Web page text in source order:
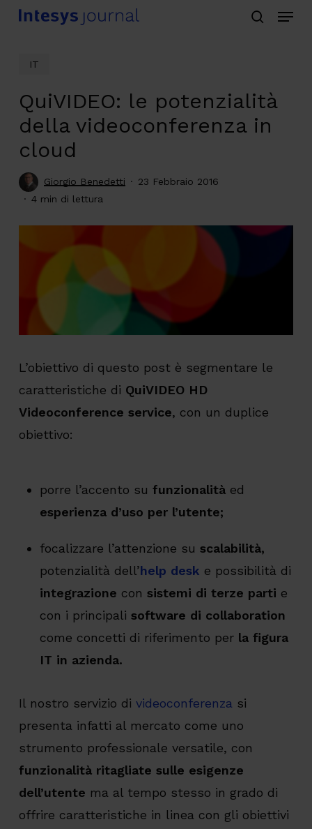
Skip
Menu
IT
QuiVIDEO: le potenzialità
della videoconferenza in
cloud
Giorgio Benedetti
23 Febbraio 2016
4 min di lettura
L’obiettivo di questo post è segmentare le
caratteristiche di QuiVIDEO HD
Videoconference service, con un duplice
obiettivo:
porre l’accento su funzionalitàed
esperienza d’uso per l’utente;
focalizzare l’attenzione su scalabilità,
potenzialità dell’help desk e possibilità di
integrazione con sistemi di terze parti e
con i principali software di collaboration
come concetti di riferimento per la figura
IT in azienda.
Il nostro servizio di videoconferenza si
presenta infatti al mercato come uno
strumento professionale versatile, con
funzionalità ritagliate sulle esigenze
dell’utente ma al tempo stesso in grado di
offrire caratteristiche in linea con gli obiettivi